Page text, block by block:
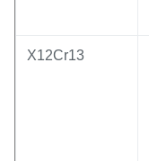
X12Cr13